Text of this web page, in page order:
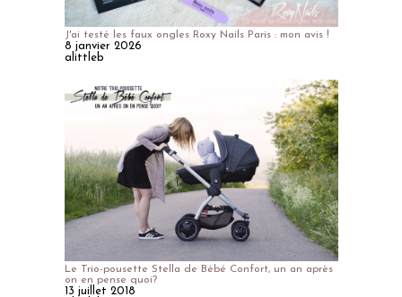
J'ai testé les faux ongles Roxy Nails Paris : mon avis !
8 janvier 2026
alittleb
Le Trio-pousette Stella de Bébé Confort, un an après
on en pense quoi?
13 juillet 2018